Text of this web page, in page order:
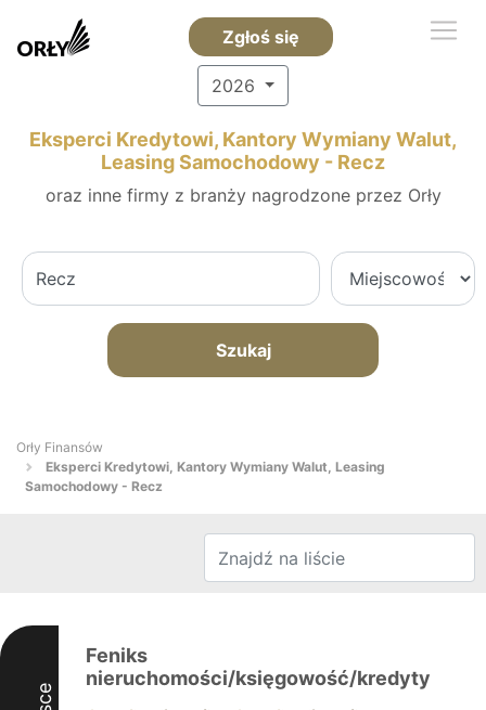
Zgłoś się
2026
Eksperci Kredytowi, Kantory Wymiany Walut,
Leasing Samochodowy - Recz
oraz inne firmy z branży nagrodzone przez Orły
Szukaj
Orły Finansów
Eksperci Kredytowi, Kantory Wymiany Walut, Leasing
Samochodowy - Recz
Feniks
nieruchomości/księgowość/kredyty